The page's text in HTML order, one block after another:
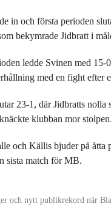
in och första perioden
bekymrade Jidbratt i
ledde Svinen med
med en fight efter
23-1, där Jidbratts
klubban mor
och Källis bjuder på åtta
sista match för MB.
och nytt publikrekord när